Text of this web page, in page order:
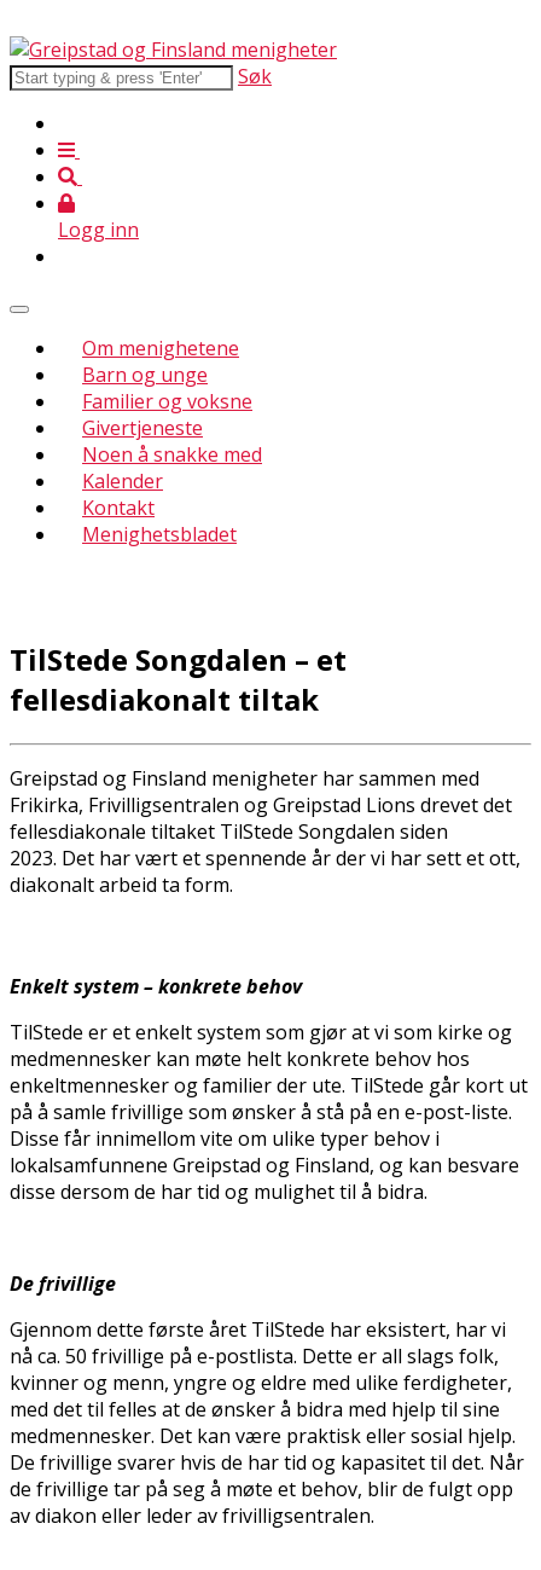
Søk
Logg inn
Om menighetene
Barn og unge
Familier og voksne
Givertjeneste
Noen å snakke med
Kalender
Kontakt
Menighetsbladet
TilStede Songdalen – et
fellesdiakonalt tiltak
Greipstad og Finsland menigheter har sammen med
Frikirka, Frivilligsentralen og Greipstad Lions drevet det
fellesdiakonale tiltaket TilStede Songdalen siden
2023. Det har vært et spennende år der vi har sett et flott,
diakonalt arbeid ta form.
Enkelt system – konkrete behov
TilStede er et enkelt system som gjør at vi som kirke og
medmennesker kan møte helt konkrete behov hos
enkeltmennesker og familier der ute. TilStede går kort ut
på å samle frivillige som ønsker å stå på en e-post-liste.
Disse får innimellom vite om ulike typer behov i
lokalsamfunnene Greipstad og Finsland, og kan besvare
disse dersom de har tid og mulighet til å bidra.
De frivillige
Gjennom dette første året TilStede har eksistert, har vi
nå ca. 50 frivillige på e-postlista. Dette er all slags folk,
kvinner og menn, yngre og eldre med ulike ferdigheter,
med det til felles at de ønsker å bidra med hjelp til sine
medmennesker. Det kan være praktisk eller sosial hjelp.
De frivillige svarer hvis de har tid og kapasitet til det. Når
de frivillige tar på seg å møte et behov, blir de fulgt opp
av diakon eller leder av frivilligsentralen.